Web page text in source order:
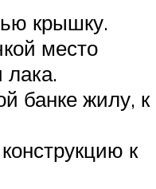
крышку.
место
лака.
банке жилу, к
к